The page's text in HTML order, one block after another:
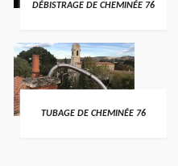
DÉBISTRAGE DE CHEMINÉE 76
TUBAGE DE CHEMINÉE 76